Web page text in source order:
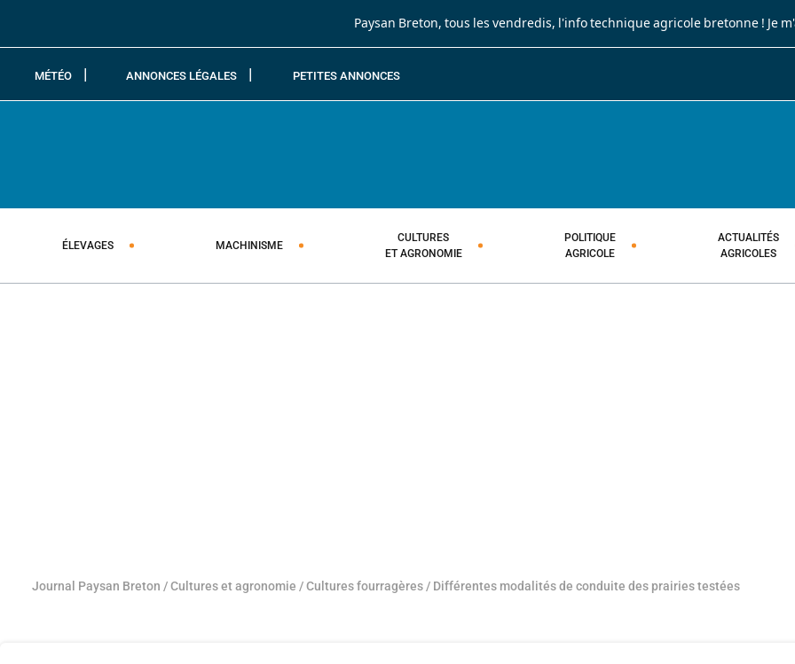
Paysan Breton, tous les vendredis, l'info technique agricole bretonne ! Je
MÉTÉO ANNONCES LÉGALES PETITES ANNONCES
ÉLEVAGES MACHINISME
CULTURES
ET AGRONOMIE
POLITIQUE
AGRICOLE
ACTUALITÉS
AGRICOLES
Journal Paysan Breton /Cultures et agronomie /Cultures fourragères/ Différentes modalités de conduite des prairies testées